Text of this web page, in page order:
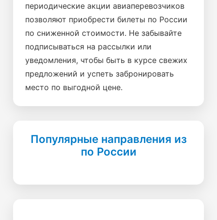
периодические акции авиаперевозчиков
позволяют приобрести билеты по России
по сниженной стоимости. Не забывайте
подписываться на рассылки или
уведомления, чтобы быть в курсе свежих
предложений и успеть забронировать
место по выгодной цене.
Популярные направления из
по России